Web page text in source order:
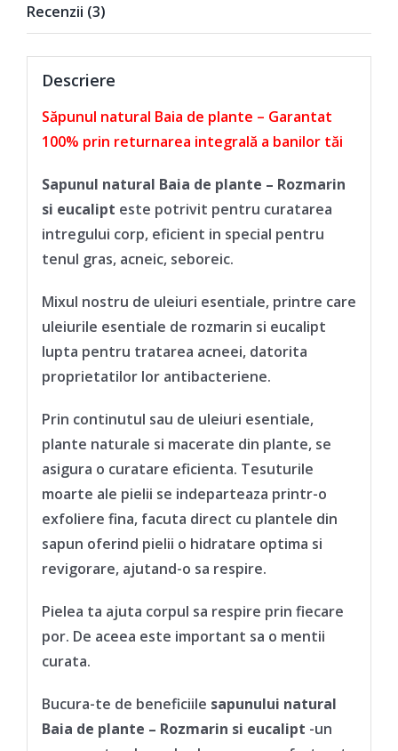
Recenzii (3)
Descriere
Săpunul natural Baia de plante – Garantat
100% prin returnarea integrală a banilor tăi
Sapunul natural Baia de plante – Rozmarin
si eucalipt este potrivit pentru curatarea
intregului corp, eficient in special pentru
tenul gras, acneic, seboreic.
Mixul nostru de uleiuri esentiale, printre care
uleiurile esentiale de rozmarin si eucalipt
lupta pentru tratarea acneei, datorita
proprietatilor lor antibacteriene.
Prin continutul sau de uleiuri esentiale,
plante naturale si macerate din plante, se
asigura o curatare eficienta. Tesuturile
moarte ale pielii se indeparteaza printr-o
exfoliere fina, facuta direct cu plantele din
sapun oferind pielii o hidratare optima si
revigorare, ajutand-o sa respire.
Pielea ta ajuta corpul sa respire prin fiecare
por. De aceea este important sa o mentii
curata.
Bucura-te de beneficiile sapunului natural
Baia de plante – Rozmarin si eucalipt -un